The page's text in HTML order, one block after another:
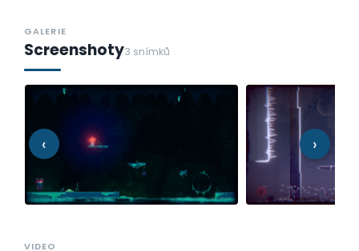
GALERIE
Screenshoty3 snímků
‹ ›
VIDEO